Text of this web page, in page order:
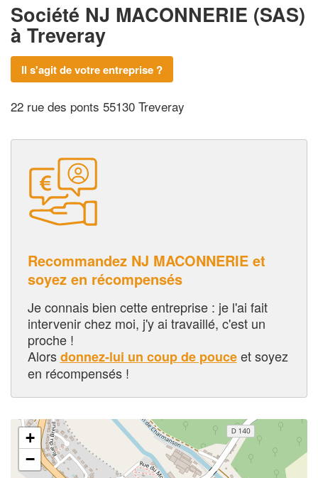
Société NJ MACONNERIE (SAS)
à Treveray
Il s'agit de votre entreprise ?
22 rue des ponts 55130 Treveray
Recommandez NJ MACONNERIE et
soyez en récompensés
Je connais bien cette entreprise : je l'ai fait
intervenir chez moi, j'y ai travaillé, c'est un
proche !
Alorsdonnez-lui un coup de pouceet soyez
en récompensés !
+
−